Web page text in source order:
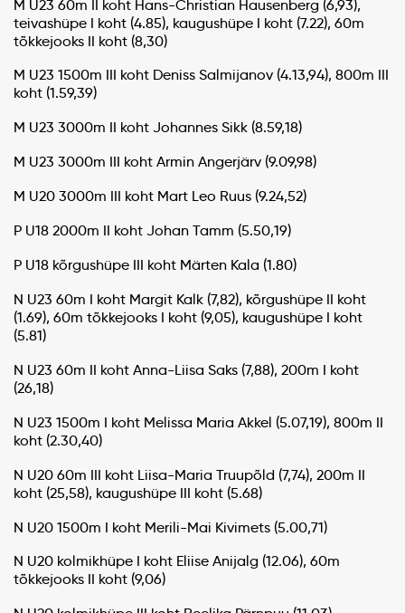
M U23 60m II koht Hans-Christian Hausenberg (6,93),
teivashüpe I koht (4.85), kaugushüpe I koht (7.22), 60m
tõkkejooks II koht (8,30)
M U23 1500m III koht Deniss Salmijanov (4.13,94), 800m III
koht (1.59,39)
M U23 3000m II koht Johannes Sikk (8.59,18)
M U23 3000m III koht Armin Angerjärv (9.09,98)
M U20 3000m III koht Mart Leo Ruus (9.24,52)
P U18 2000m II koht Johan Tamm (5.50,19)
P U18 kõrgushüpe III koht Märten Kala (1.80)
N U23 60m I koht Margit Kalk (7,82), kõrgushüpe II koht
(1.69), 60m tõkkejooks I koht (9,05), kaugushüpe I koht
(5.81)
N U23 60m II koht Anna-Liisa Saks (7,88), 200m I koht
(26,18)
N U23 1500m I koht Melissa Maria Akkel (5.07,19), 800m II
koht (2.30,40)
N U20 60m III koht Liisa-Maria Truupõld (7,74), 200m II
koht (25,58), kaugushüpe III koht (5.68)
N U20 1500m I koht Merili-Mai Kivimets (5.00,71)
N U20 kolmikhüpe I koht Eliise Anijalg (12.06), 60m
tõkkejooks II koht (9,06)